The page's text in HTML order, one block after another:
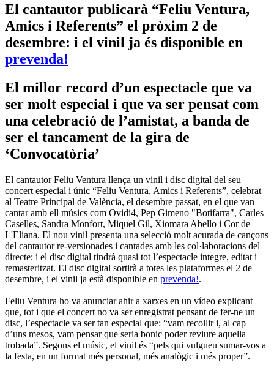
El cantautor publicarà “Feliu Ventura,
Amics i Referents” el pròxim 2 de
desembre: i el vinil ja és disponible en
prevenda!
El millor record d’un espectacle que va
ser molt especial i que va ser pensat com
una celebració de l’amistat, a banda de
ser el tancament de la gira de
‘Convocatòria’
El cantautor Feliu Ventura llença un vinil i disc digital del seu
concert especial i únic “Feliu Ventura, Amics i Referents”, celebrat
al Teatre Principal de València, el desembre passat, en el que van
cantar amb ell músics com Ovidi4, Pep Gimeno "Botifarra", Carles
Caselles, Sandra Monfort, Miquel Gil, Xiomara Abello i Cor de
L'Eliana. El nou vinil presenta una selecció molt acurada de cançons
del cantautor re-versionades i cantades amb les col·laboracions del
directe; i el disc digital tindrà quasi tot l’espectacle integre, editat i
remasteritzat. El disc digital sortirà a totes les plataformes el 2 de
desembre, i el vinil ja està disponible en prevenda!.
Feliu Ventura ho va anunciar ahir a xarxes en un vídeo explicant
que, tot i que el concert no va ser enregistrat pensant de fer-ne un
disc, l’espectacle va ser tan especial que: “vam recollir i, al cap
d’uns mesos, vam pensar que seria bonic poder reviure aquella
trobada”. Segons el músic, el vinil és “pels qui vulgueu sumar-vos a
la festa, en un format més personal, més analògic i més proper”.